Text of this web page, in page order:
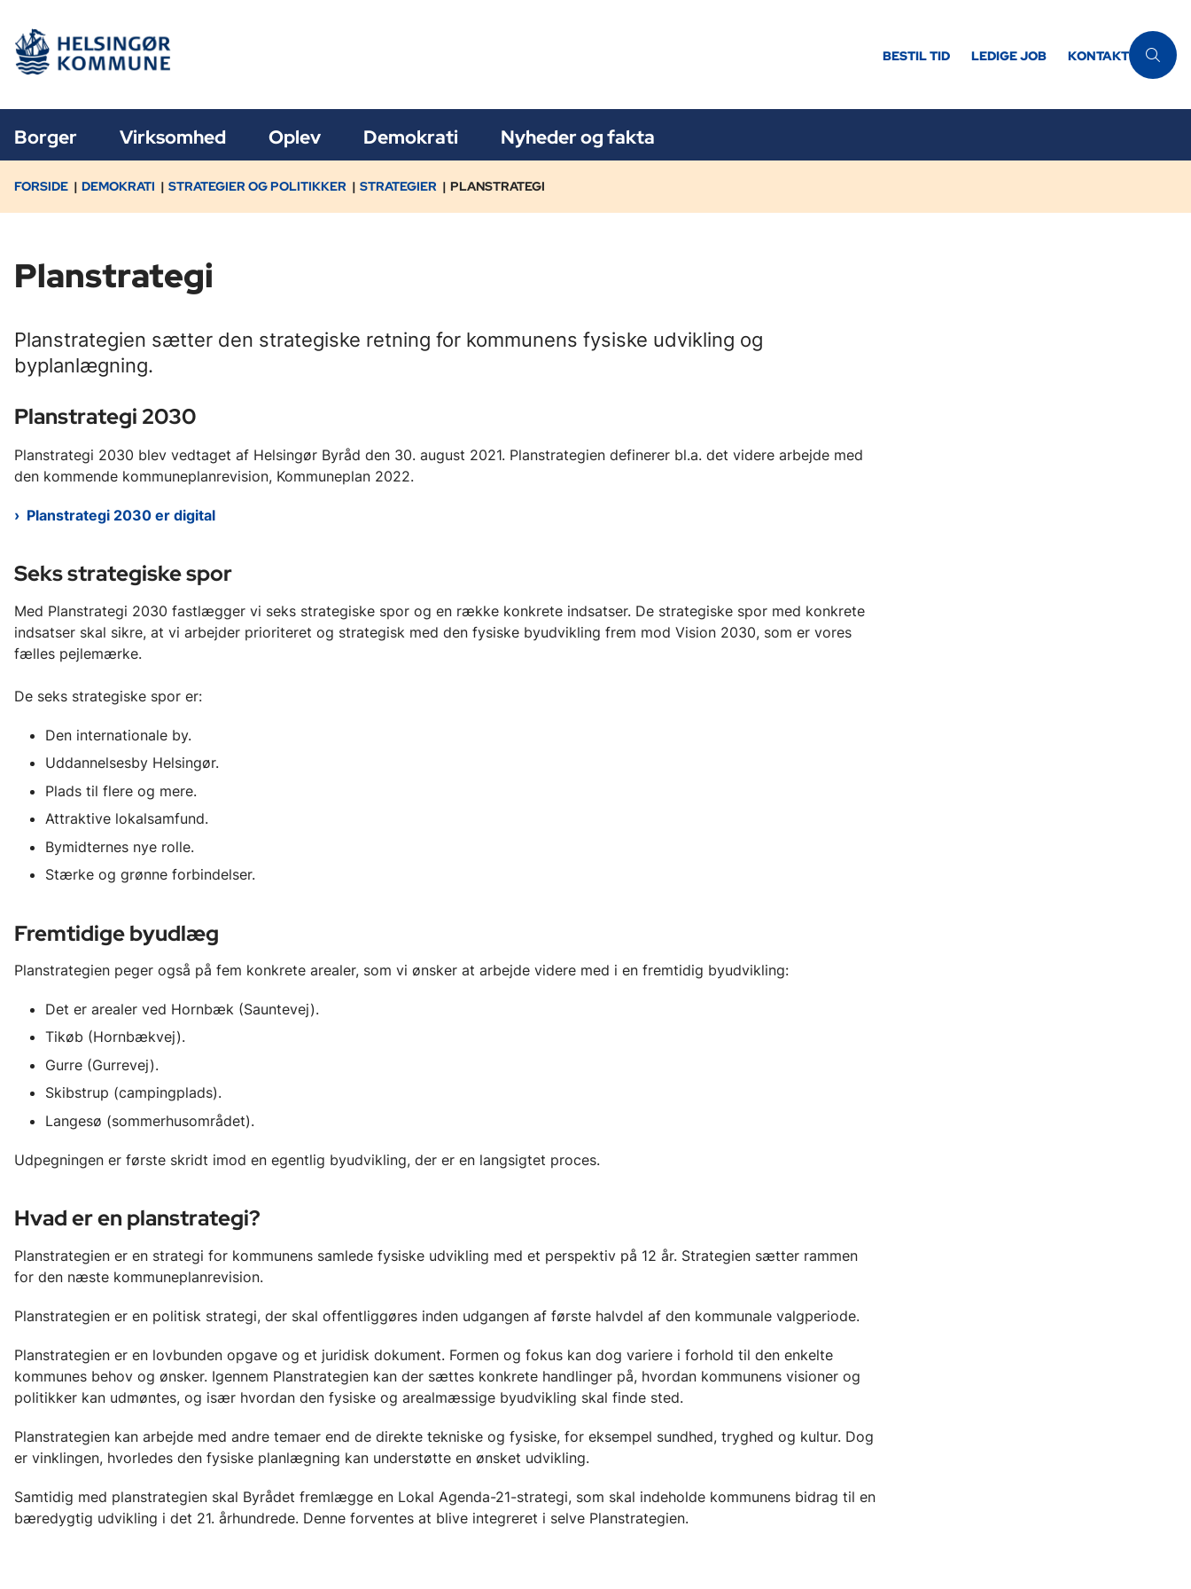
BESTIL TID LEDIGE JOB KONTAKT
Borger Virksomhed Oplev Demokrati Nyheder og fakta
FORSIDE DEMOKRATI STRATEGIER OG POLITIKKER STRATEGIER PLANSTRATEGI
Planstrategi
Planstrategien sætter den strategiske retning for kommunens fysiske udvikling og
byplanlægning.
Planstrategi 2030
Planstrategi 2030 blev vedtaget af Helsingør Byråd den 30. august 2021. Planstrategien definerer bl.a. det videre arbejde med
den kommende kommuneplanrevision, Kommuneplan 2022.
Planstrategi 2030 er digital
Seks strategiske spor
Med Planstrategi 2030 fastlægger vi seks strategiske spor og en række konkrete indsatser. De strategiske spor med konkrete
indsatser skal sikre, at vi arbejder prioriteret og strategisk med den fysiske byudvikling frem mod Vision 2030, som er vores
fælles pejlemærke.
De seks strategiske spor er:
Den internationale by.
Uddannelsesby Helsingør.
Plads til flere og mere.
Attraktive lokalsamfund.
Bymidternes nye rolle.
Stærke og grønne forbindelser.
Fremtidige byudlæg
Planstrategien peger også på fem konkrete arealer, som vi ønsker at arbejde videre med i en fremtidig byudvikling:
Det er arealer ved Hornbæk (Sauntevej).
Tikøb (Hornbækvej).
Gurre (Gurrevej).
Skibstrup (campingplads).
Langesø (sommerhusområdet).
Udpegningen er første skridt imod en egentlig byudvikling, der er en langsigtet proces.
Hvad er en planstrategi?
Planstrategien er en strategi for kommunens samlede fysiske udvikling med et perspektiv på 12 år. Strategien sætter rammen
for den næste kommuneplanrevision.
Planstrategien er en politisk strategi, der skal offentliggøres inden udgangen af første halvdel af den kommunale valgperiode.
Planstrategien er en lovbunden opgave og et juridisk dokument. Formen og fokus kan dog variere i forhold til den enkelte
kommunes behov og ønsker. Igennem Planstrategien kan der sættes konkrete handlinger på, hvordan kommunens visioner og
politikker kan udmøntes, og især hvordan den fysiske og arealmæssige byudvikling skal finde sted.
Planstrategien kan arbejde med andre temaer end de direkte tekniske og fysiske, for eksempel sundhed, tryghed og kultur. Dog
er vinklingen, hvorledes den fysiske planlægning kan understøtte en ønsket udvikling.
Samtidig med planstrategien skal Byrådet fremlægge en Lokal Agenda-21-strategi, som skal indeholde kommunens bidrag til en
bæredygtig udvikling i det 21. århundrede. Denne forventes at blive integreret i selve Planstrategien.